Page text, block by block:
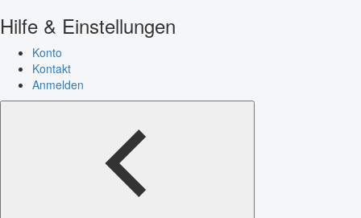
Hilfe & Einstellungen
Konto
Kontakt
Anmelden